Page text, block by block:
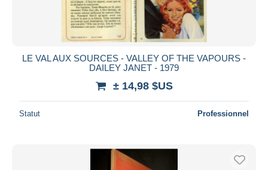
LE VAL AUX SOURCES - VALLEY OF THE VAPOURS -
DAILEY JANET - 1979
± 14,98 $US
Statut Professionnel